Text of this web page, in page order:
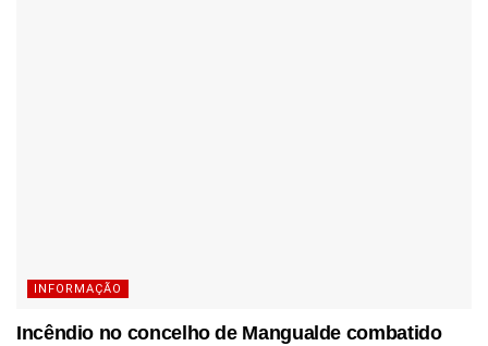
INFORMAÇÃO
Incêndio no concelho de Mangualde combatido